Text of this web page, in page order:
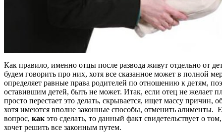
Как правило, именно отцы после развода живут отдельно от
будем говорить про них, хотя все сказанное может в полной
определяет равные права родителей по отношению к детям,
оставившим детей, быть не может. Итак, если отец не желает
просто перестает это делать, скрывается, ищет массу причин,
хотя имеются вполне законные способы, отменить алименты.
вопрос, как это сделать, то данный факт свидетельствует о
хочет решить все законным путем.